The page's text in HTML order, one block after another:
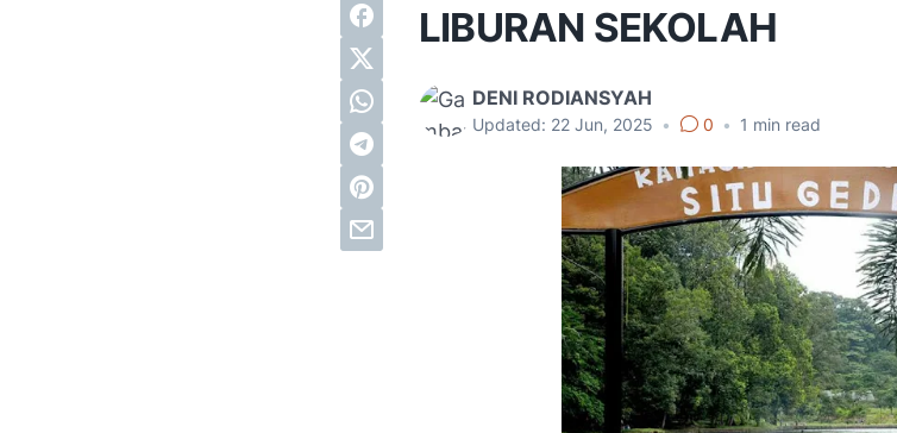
LIBURAN SEKOLAH
DENI RODIANSYAH
Updated: 22 Jun, 2025 • 0 • 1 min read